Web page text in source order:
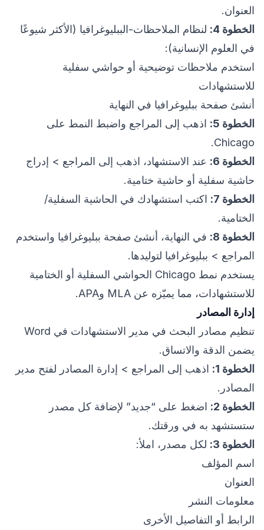
العنوان.
الخطوة 4:
لنظام الملاحظات-الببليوغرافيا (الأكثر شيوعًا
في العلوم الإنسانية):
استخدم ملاحظات توضيحية أو حواشي سفلية
للاستشهادات
أنشئ صفحة ببليوغرافيا في النهاية
الخطوة 5:
اذهب إلى المراجع واضبط النمط على
Chicago.
الخطوة 6:
عند الاستشهاد، اذهب إلى المراجع > إدراج
حاشية سفلية أو حاشية ختامية.
الخطوة 7:
اكتب استشهادك في الحاشية السفلية/
الختامية.
الخطوة 8:
في النهاية، أنشئ صفحة ببليوغرافيا واستخدم
المراجع > ببليوغرافيا لتوليدها.
يستخدم نمط Chicago الحواشي السفلية أو الختامية
للاستشهادات، مما يميّزه عن MLA وAPA.
إدارة المصادر
تنظيم مصادر البحث في مدير الاستشهادات في Word
يضمن الدقة والاتساق.
الخطوة 1:
اذهب إلى المراجع > إدارة المصادر لفتح مدير
المصادر.
الخطوة 2:
اضغط على “جديد” لإضافة كل مصدر
ستستشهد به في ورقتك.
الخطوة 3:
لكل مصدر، املأ:
اسم المؤلف
العنوان
معلومات النشر
الرابط أو التفاصيل الأخرى